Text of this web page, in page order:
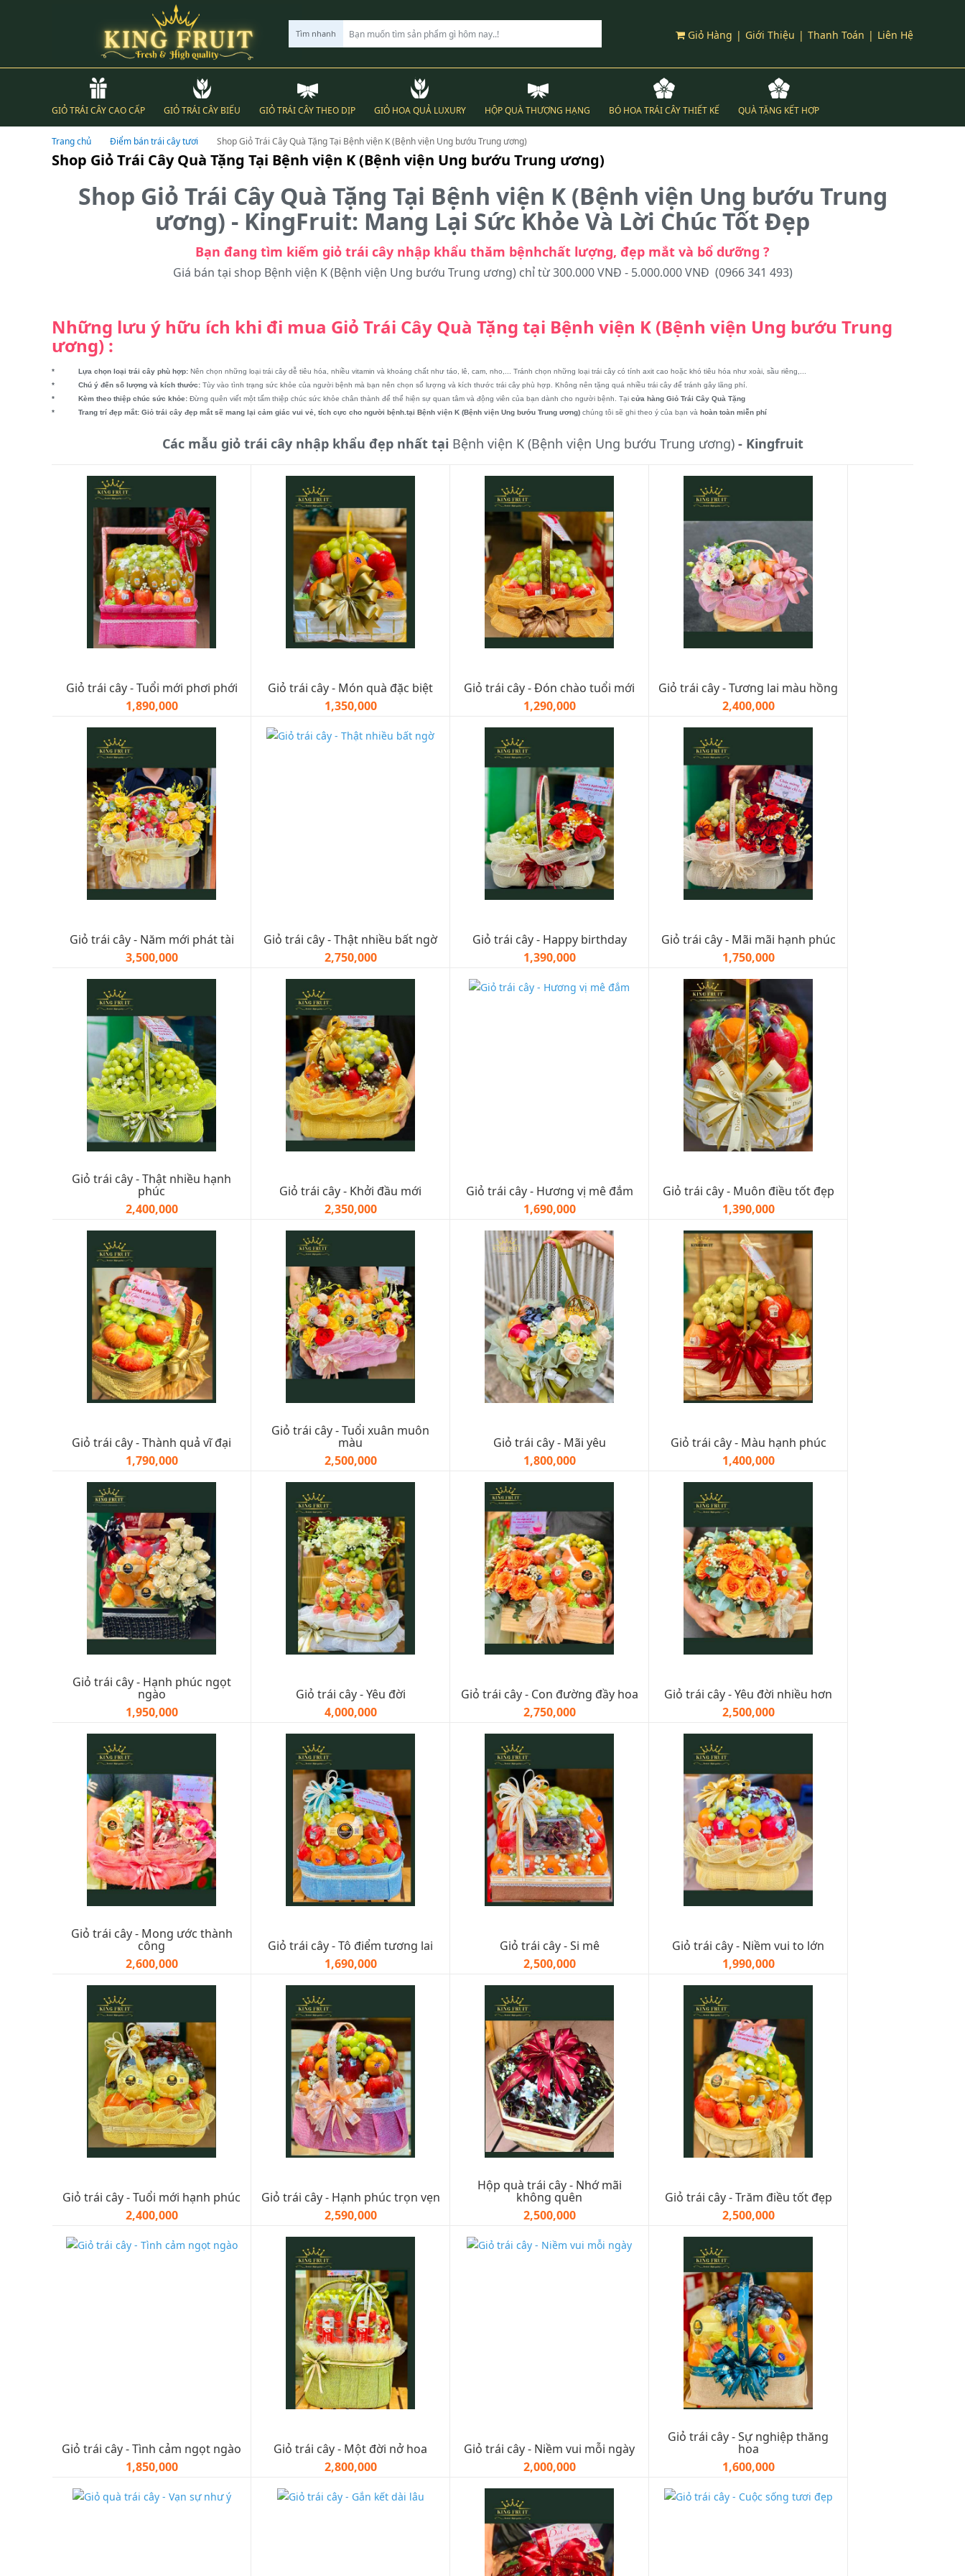
Giỏ Hàng | Giới Thiệu | Thanh Toán | Liên Hệ
Tìm nhanh
GIỎ TRÁI CÂY CAO CẤP GIỎ TRÁI CÂY BIẾU GIỎ TRÁI CÂY THEO DỊP GIỎ HOA QUẢ LUXURY HỘP QUÀ THƯỢNG HẠNG BÓ HOA TRÁI CÂY THIẾT KẾ QUÀ TẶNG KẾT HỢP
Trang chủ Điểm bán trái cây tươi Shop Giỏ Trái Cây Quà Tặng Tại Bệnh viện K (Bệnh viện Ung bướu Trung ương)
Shop Giỏ Trái Cây Quà Tặng Tại Bệnh viện K (Bệnh viện Ung bướu Trung ương)
Shop Giỏ Trái Cây Quà Tặng Tại Bệnh viện K (Bệnh viện Ung bướu Trung
ương) - KingFruit: Mang Lại Sức Khỏe Và Lời Chúc Tốt Đẹp
Bạn đang tìm kiếm giỏ trái cây nhập khẩu thăm bệnhchất lượng, đẹp mắt và bổ dưỡng ?
Giá bán tại shop Bệnh viện K (Bệnh viện Ung bướu Trung ương) chỉ từ 300.000 VNĐ - 5.000.000 VNĐ (0966 341 493)
Những lưu ý hữu ích khi đi mua Giỏ Trái Cây Quà Tặng tại Bệnh viện K (Bệnh viện Ung bướu Trung
ương) :
* Lựa chọn loại trái cây phù hợp: Nên chọn những loại trái cây dễ tiêu hóa, nhiều vitamin và khoáng chất như táo, lê, cam, nho,... Tránh chọn những loại trái cây có tính axit cao hoặc khó tiêu hóa như xoài, sầu riêng,...
* Chú ý đến số lượng và kích thước: Tùy vào tình trạng sức khỏe của người bệnh mà bạn nên chọn số lượng và kích thước trái cây phù hợp. Không nên tặng quá nhiều trái cây để tránh gây lãng phí.
* Kèm theo thiệp chúc sức khỏe: Đừng quên viết một tấm thiệp chúc sức khỏe chân thành để thể hiện sự quan tâm và động viên của bạn dành cho người bệnh. Tại cửa hàng Giỏ Trái Cây Quà Tặng
* Trang trí đẹp mắt: Giỏ trái cây đẹp mắt sẽ mang lại cảm giác vui vẻ, tích cực cho người bệnh.tại Bệnh viện K (Bệnh viện Ung bướu Trung ương) chúng tôi sẽ ghi theo ý của bạn và hoàn toàn miễn phí
Các mẫu giỏ trái cây nhập khẩu đẹp nhất tại Bệnh viện K (Bệnh viện Ung bướu Trung ương)- Kingfruit
Giỏ trái cây - Tuổi mới phơi phới
1,890,000
Giỏ trái cây - Món quà đặc biệt
1,350,000
Giỏ trái cây - Đón chào tuổi mới
1,290,000
Giỏ trái cây - Tương lai màu hồng
2,400,000
Giỏ trái cây - Năm mới phát tài
3,500,000
Giỏ trái cây - Thật nhiều bất ngờ
2,750,000
Giỏ trái cây - Happy birthday
1,390,000
Giỏ trái cây - Mãi mãi hạnh phúc
1,750,000
Giỏ trái cây - Thật nhiều hạnh
phúc
2,400,000
Giỏ trái cây - Khởi đầu mới
2,350,000
Giỏ trái cây - Hương vị mê đắm
1,690,000
Giỏ trái cây - Muôn điều tốt đẹp
1,390,000
Giỏ trái cây - Thành quả vĩ đại
1,790,000
Giỏ trái cây - Tuổi xuân muôn
màu
2,500,000
Giỏ trái cây - Mãi yêu
1,800,000
Giỏ trái cây - Màu hạnh phúc
1,400,000
Giỏ trái cây - Hạnh phúc ngọt
ngào
1,950,000
Giỏ trái cây - Yêu đời
4,000,000
Giỏ trái cây - Con đường đầy hoa
2,750,000
Giỏ trái cây - Yêu đời nhiều hơn
2,500,000
Giỏ trái cây - Mong ước thành
công
2,600,000
Giỏ trái cây - Tô điểm tương lai
1,690,000
Giỏ trái cây - Si mê
2,500,000
Giỏ trái cây - Niềm vui to lớn
1,990,000
Giỏ trái cây - Tuổi mới hạnh phúc
2,400,000
Giỏ trái cây - Hạnh phúc trọn vẹn
2,590,000
Hộp quà trái cây - Nhớ mãi
không quên
2,500,000
Giỏ trái cây - Trăm điều tốt đẹp
2,500,000
Giỏ trái cây - Tình cảm ngọt ngào
1,850,000
Giỏ trái cây - Một đời nở hoa
2,800,000
Giỏ trái cây - Niềm vui mỗi ngày
2,000,000
Giỏ trái cây - Sự nghiệp thăng
hoa
1,600,000